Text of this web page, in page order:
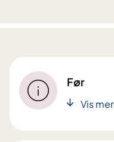
Før
Vis mer